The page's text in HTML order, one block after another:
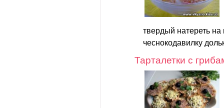
твердый натереть
чеснокодавилку
Тарталетки с